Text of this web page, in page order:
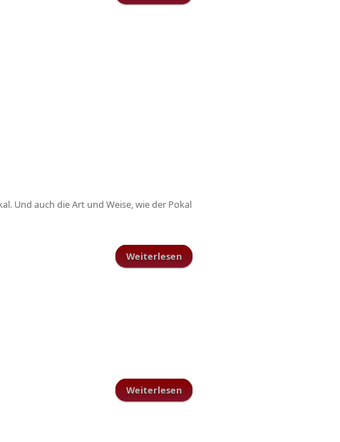
Und auch die Art und Weise, wie der Pokal
Weiterlesen
Weiterlesen über AH Tus Schillingen